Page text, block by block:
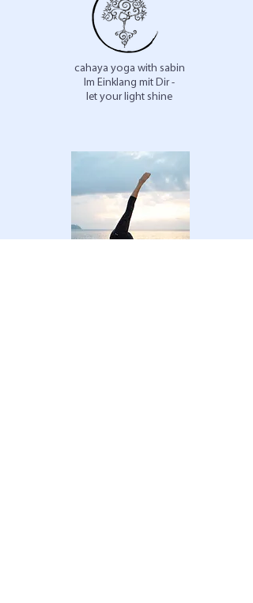
cahaya yoga with sabin
Im Einklang mit Dir -
let your light shine